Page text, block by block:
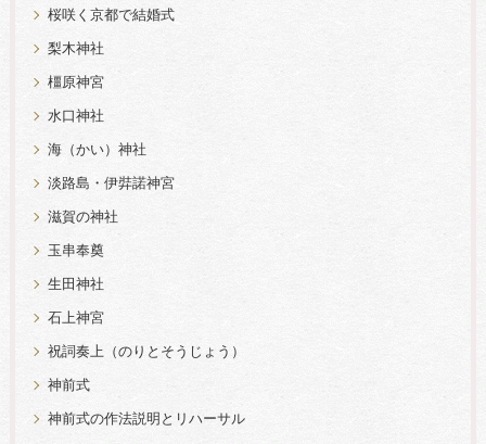
桜咲く京都で結婚式
梨木神社
橿原神宮
水口神社
海（かい）神社
淡路島・伊弉諾神宮
滋賀の神社
玉串奉奠
生田神社
石上神宮
祝詞奏上（のりとそうじょう）
神前式
神前式の作法説明とリハーサル